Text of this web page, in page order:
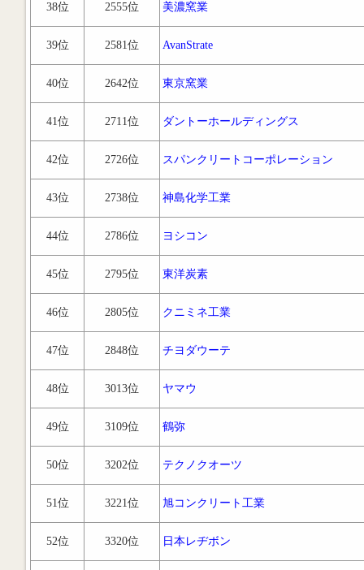
38位 2555位 美濃窯業
39位 2581位 AvanStrate
40位 2642位 東京窯業
41位 2711位 ダントーホールディングス
42位 2726位 スパンクリートコーポレーション
43位 2738位 神島化学工業
44位 2786位 ヨシコン
45位 2795位 東洋炭素
46位 2805位 クニミネ工業
47位 2848位 チヨダウーテ
48位 3013位 ヤマウ
49位 3109位 鶴弥
50位 3202位 テクノクオーツ
51位 3221位 旭コンクリート工業
52位 3320位 日本レヂボン